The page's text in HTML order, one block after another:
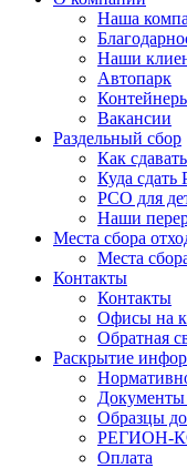
Наша
Наши
Автопарк
Вакансии
Раздельный сбор
Как
Куда
РСО для
Наши
Места сбора
Места
Контакты
Контакты
Офисы на
Обратная
Раскрытие
Образцы
РЕГИОН-
Оплата